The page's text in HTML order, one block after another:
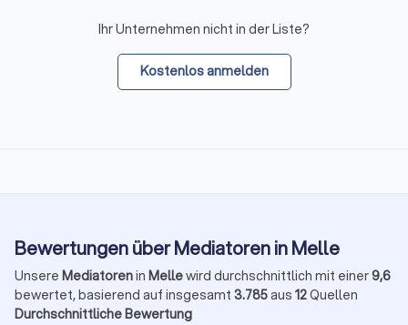
Ihr Unternehmen nicht in der Liste?
Kostenlos anmelden
Bewertungen über Mediatoren in Melle
Unsere Mediatorenin Mellewird durchschnittlich mit einer9,6
bewertet, basierend auf insgesamt 3.785aus 12Quellen
Durchschnittliche Bewertung